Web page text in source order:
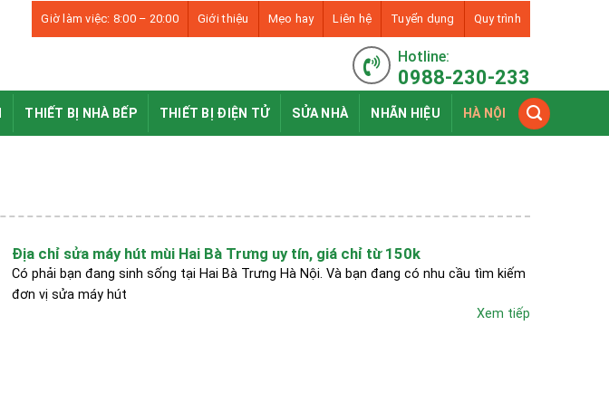
Giờ làm việc: 8:00 – 20:00 Giới thiệu Mẹo hay Liên hệ Tuyển dụng Quy trình
Hotline:
0988-230-233
THIẾT BỊ NHÀ BẾP THIẾT BỊ ĐIỆN TỬ SỬA NHÀ NHÃN HIỆU HÀ NỘI
Địa chỉ sửa máy hút mùi Hai Bà Trưng uy tín, giá chỉ từ 150k
Có phải bạn đang sinh sống tại Hai Bà Trưng Hà Nội. Và bạn đang có nhu cầu tìm kiếm
đơn vị sửa máy hút
Xem tiếp